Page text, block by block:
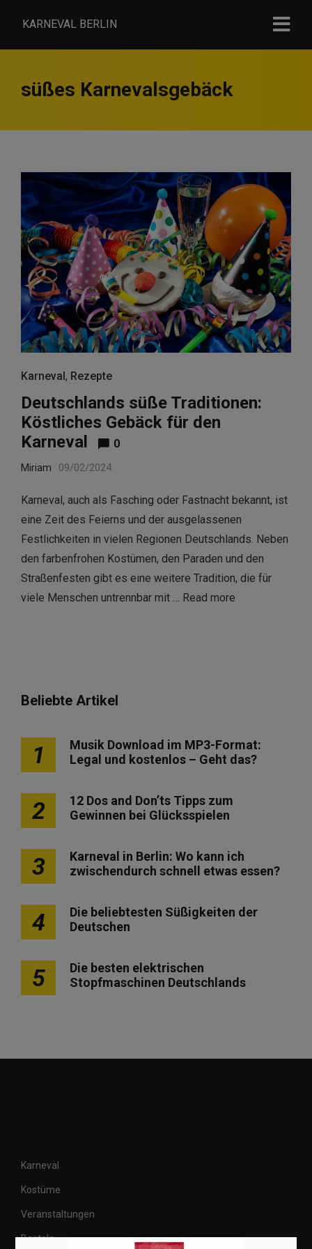
KARNEVAL BERLIN
süßes Karnevalsgebäck
Karneval, Rezepte
Deutschlands süße Traditionen:
Köstliches Gebäck für den
Karneval
0
Miriam 09/02/2024
Karneval, auch als Fasching oder Fastnacht bekannt, ist
eine Zeit des Feierns und der ausgelassenen
Festlichkeiten in vielen Regionen Deutschlands. Neben
den farbenfrohen Kostümen, den Paraden und den
Straßenfesten gibt es eine weitere Tradition, die für
viele Menschen untrennbar mit … Read more
Beliebte Artikel
1
Musik Download im MP3-Format:
Legal und kostenlos – Geht das?
2
12 Dos and Don’ts Tipps zum
Gewinnen bei Glücksspielen
3
Karneval in Berlin: Wo kann ich
zwischendurch schnell etwas essen?
4
Die beliebtesten Süßigkeiten der
Deutschen
5
Die besten elektrischen
Stopfmaschinen Deutschlands
Karneval
Kostüme
Veranstaltungen
Basteln